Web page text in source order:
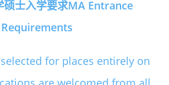
士入学要求MA Entrance
Requirements
for places entirely on